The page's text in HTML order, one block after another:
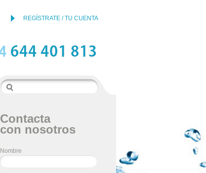
REGÍSTRATE / TU CUENTA
Contacta
con nosotros
Nombre